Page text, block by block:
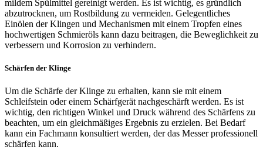
mildem Spülmittel gereinigt werden. Es ist wichtig, es gründlich
abzutrocknen, um Rostbildung zu vermeiden. Gelegentliches
Einölen der Klingen und Mechanismen mit einem Tropfen eines
hochwertigen Schmieröls kann dazu beitragen, die Beweglichkeit zu
verbessern und Korrosion zu verhindern.
Schärfen der Klinge
Um die Schärfe der Klinge zu erhalten, kann sie mit einem
Schleifstein oder einem Schärfgerät nachgeschärft werden. Es ist
wichtig, den richtigen Winkel und Druck während des Schärfens zu
beachten, um ein gleichmäßiges Ergebnis zu erzielen. Bei Bedarf
kann ein Fachmann konsultiert werden, der das Messer professionell
schärfen kann.